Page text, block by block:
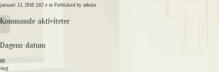
januari 13, 2018 2:02 e m Published by admin
Kommande aktiviteter
Dagens datum
08
Aug